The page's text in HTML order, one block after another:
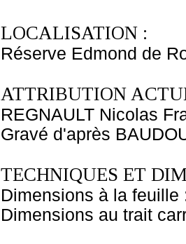
LOCALISATION :
Réserve Edmond de
ATTRIBUTION
REGNAULT Nicolas
Gravé d'après
TECHNIQUES ET
Dimensions à la
Dimensions au trait